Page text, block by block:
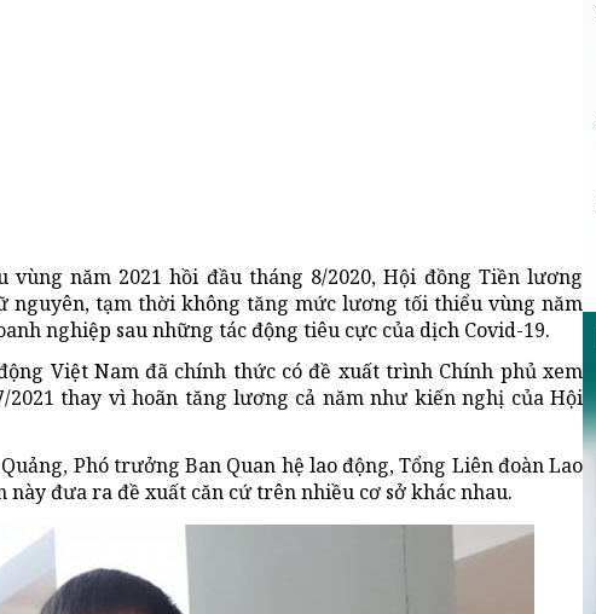
vùng năm 2021 hồi đầu tháng 8/2020, Hội đồng Tiền lương
nguyên, tạm thời không tăng mức lương tối thiểu vùng năm
nghiệp sau những tác động tiêu cực của dịch Covid-19.
Việt Nam đã chính thức có đề xuất trình Chính phủ xem
thay vì hoãn tăng lương cả năm như kiến nghị của Hội
Phó trưởng Ban Quan hệ lao động, Tổng Liên đoàn Lao
đưa ra đề xuất căn cứ trên nhiều cơ sở khác nhau.